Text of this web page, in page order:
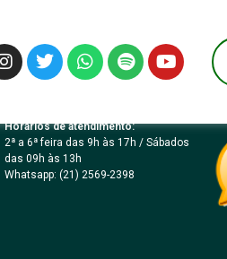
Horários de atendimento:
2ª a 6ª feira das 9h às 17h / Sábados
das 09h às 13h
Whatsapp: (21) 2569-2398